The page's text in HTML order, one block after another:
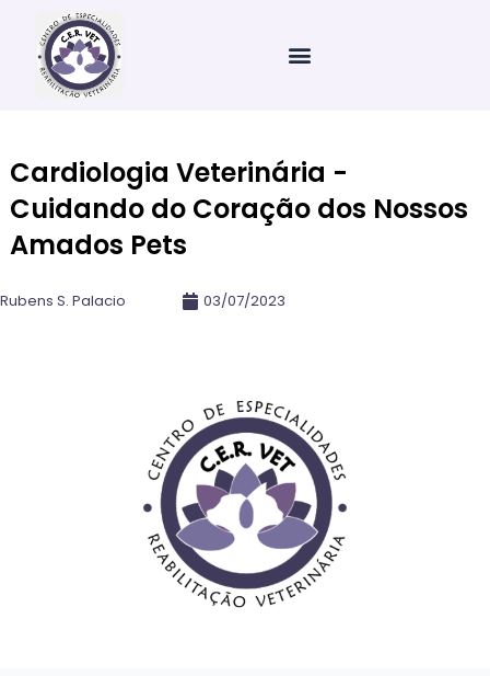
para
Cardiologia Veterinária -
Cuidando do Coração dos Nossos
Amados Pets
Rubens S. Palacio 03/07/2023